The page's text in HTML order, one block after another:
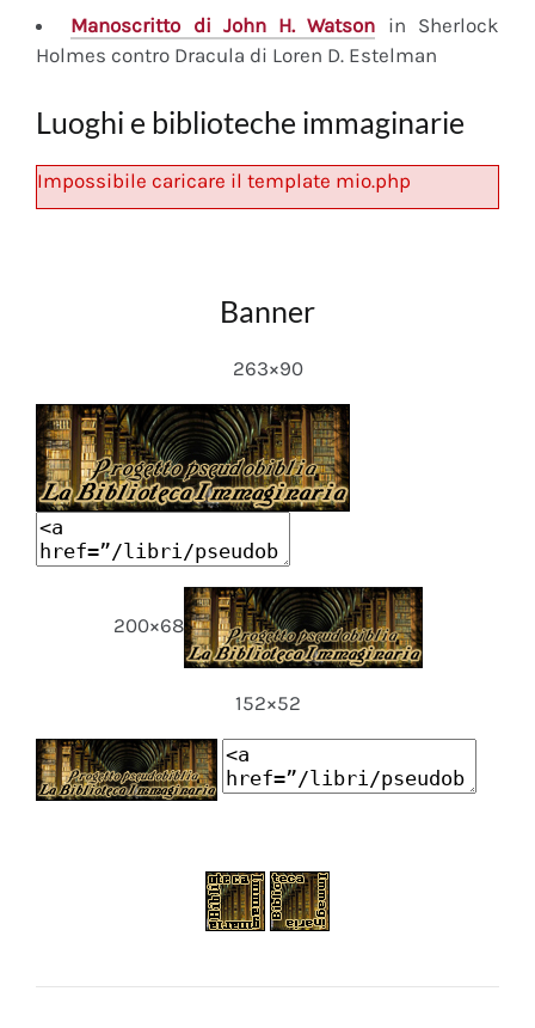
Manoscritto di John H. Watson in Sherlock
Holmes contro Dracula di Loren D. Estelman
Luoghi e biblioteche immaginarie
Impossibile caricare il template mio.php
Banner
263×90
200×68
152×52